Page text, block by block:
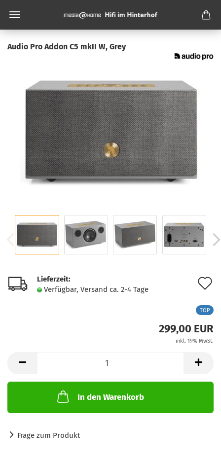
Audio Pro Addon C5 mkII W, Grey
Lieferzeit:
Verfügbar, Versand ca. 2-4 Tage
TOP
299,00 EUR
inkl. 19% MwSt.
In den Warenkorb
Frage zum Produkt